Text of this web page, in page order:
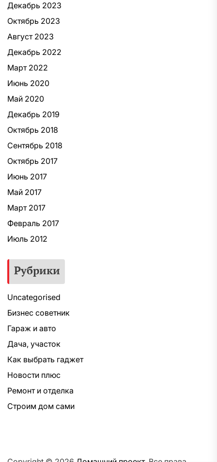
Декабрь 2023
Октябрь 2023
Август 2023
Декабрь 2022
Март 2022
Июнь 2020
Май 2020
Декабрь 2019
Октябрь 2018
Сентябрь 2018
Октябрь 2017
Июнь 2017
Май 2017
Март 2017
Февраль 2017
Июль 2012
Рубрики
Uncategorised
Бизнес советник
Гараж и авто
Дача, участок
Как выбрать гаджет
Новости плюс
Ремонт и отделка
Строим дом сами